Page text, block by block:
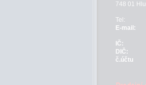
748 01
Tel:
E-mail:
IČ:
DIČ:
č.účtu